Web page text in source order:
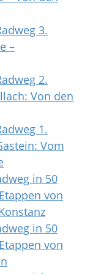
3.
–
2.
Von den
1.
Vom
in 50
von
in 50
von